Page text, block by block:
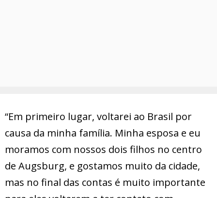
“Em primeiro lugar, voltarei ao Brasil por
causa da minha família. Minha esposa e eu
moramos com nossos dois filhos no centro
de Augsburg, e gostamos muito da cidade,
mas no final das contas é muito importante